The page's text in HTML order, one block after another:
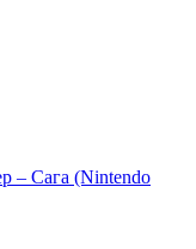
– Сага (Nintendo